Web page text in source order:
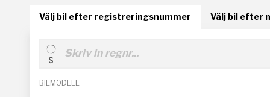
Välj bil efter registreringsnummer Välj bil efter
BILMODELL